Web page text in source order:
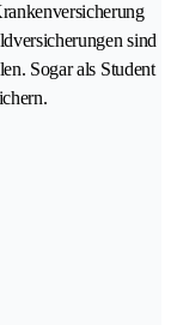
sind
Sogar als Student